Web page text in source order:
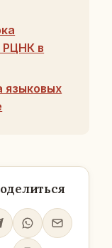
РЦНК в
языковых